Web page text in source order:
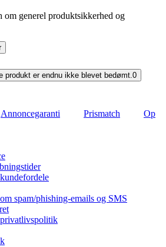
generel produktsikkerhed og
produkt er endnu ikke blevet bedømt.0
Annoncegaranti Prismatch
Op
spam/phishing-emails og SMS